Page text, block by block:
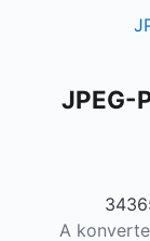
JPEG-
A